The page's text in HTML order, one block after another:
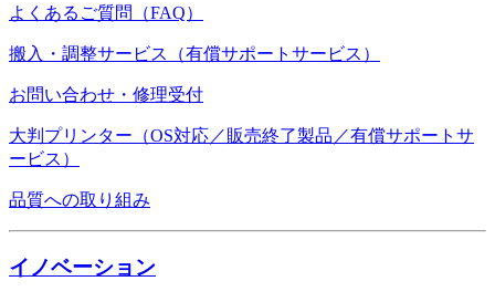
よくあるご質問（FAQ）
搬入・調整サービス（有償サポートサービス）
お問い合わせ・修理受付
大判プリンター（OS対応／販売終了製品／有償サポートサ
ービス）
品質への取り組み
イノベーション